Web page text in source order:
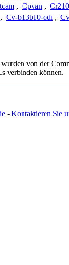
, Cpvan ,
, Cv-b13b10-odi ,
von der
verbinden können.
- Kontaktieren Sie